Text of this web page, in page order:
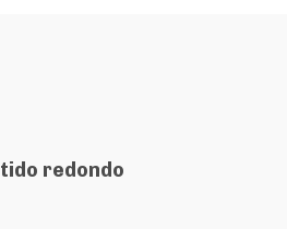
redondo